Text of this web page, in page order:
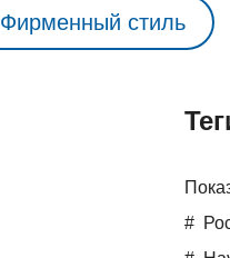
Фирменный стиль